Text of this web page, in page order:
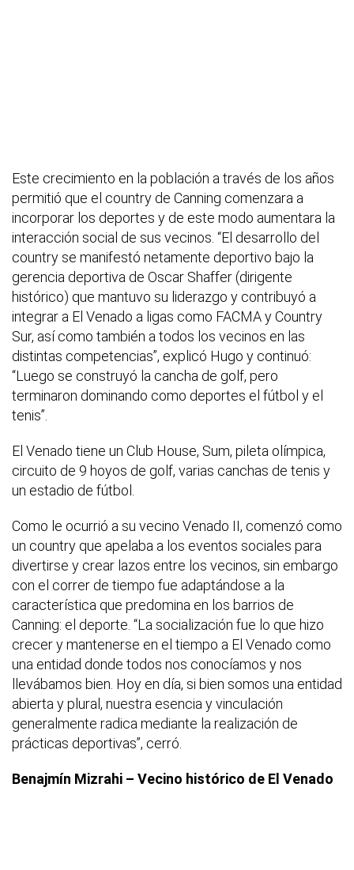
Este crecimiento en la población a través de los años
permitió que el country de Canning comenzara a
incorporar los deportes y de este modo aumentara la
interacción social de sus vecinos. “El desarrollo del
country se manifestó netamente deportivo bajo la
gerencia deportiva de Oscar Shaffer (dirigente
histórico) que mantuvo su liderazgo y contribuyó a
integrar a El Venado a ligas como FACMA y Country
Sur, así como también a todos los vecinos en las
distintas competencias”, explicó Hugo y continuó:
“Luego se construyó la cancha de golf, pero
terminaron dominando como deportes el fútbol y el
tenis”.
El Venado tiene un Club House, Sum, pileta olímpica,
circuito de 9 hoyos de golf, varias canchas de tenis y
un estadio de fútbol.
Como le ocurrió a su vecino Venado II, comenzó como
un country que apelaba a los eventos sociales para
divertirse y crear lazos entre los vecinos, sin embargo
con el correr de tiempo fue adaptándose a la
característica que predomina en los barrios de
Canning: el deporte. “La socialización fue lo que hizo
crecer y mantenerse en el tiempo a El Venado como
una entidad donde todos nos conocíamos y nos
llevábamos bien. Hoy en día, si bien somos una entidad
abierta y plural, nuestra esencia y vinculación
generalmente radica mediante la realización de
prácticas deportivas”, cerró.
Benajmín Mizrahi – Vecino histórico de El Venado